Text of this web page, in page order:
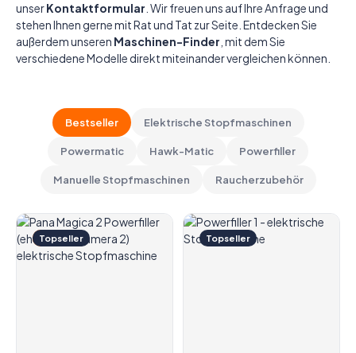
unserKontaktformular . Wir freuen uns auf Ihre Anfrage und
stehen Ihnen gerne mit Rat und Tat zur Seite. Entdecken Sie
außerdem unseren Maschinen-Finder , mit dem Sie
verschiedene Modelle direkt miteinander vergleichen können.
Bestseller Elektrische Stopfmaschinen
Powermatic Hawk-Matic Powerfiller
Manuelle Stopfmaschinen Raucherzubehör
-38%
Topseller Topseller